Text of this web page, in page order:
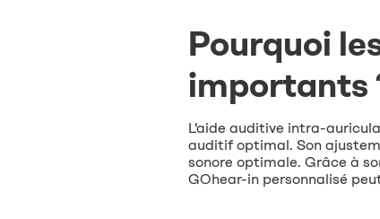
Pourquoi
importants
L'aide auditive intra-
auditif optimal. Son
sonore optimale. Grâce à
GOhear-in personnalisé